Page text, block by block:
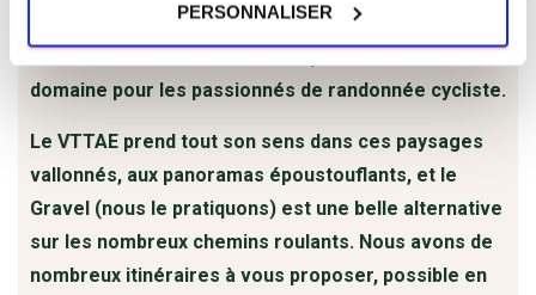
PERSONNALISER
– De nombreux itinéraire au départ de notre
domaine pour les passionnés de randonnée cycliste.
Le VTTAE prend tout son sens dans ces paysages
vallonnés, aux panoramas époustouflants, et le
Gravel (nous le pratiquons) est une belle alternative
sur les nombreux chemins roulants. Nous avons de
nombreux itinéraires à vous proposer, possible en